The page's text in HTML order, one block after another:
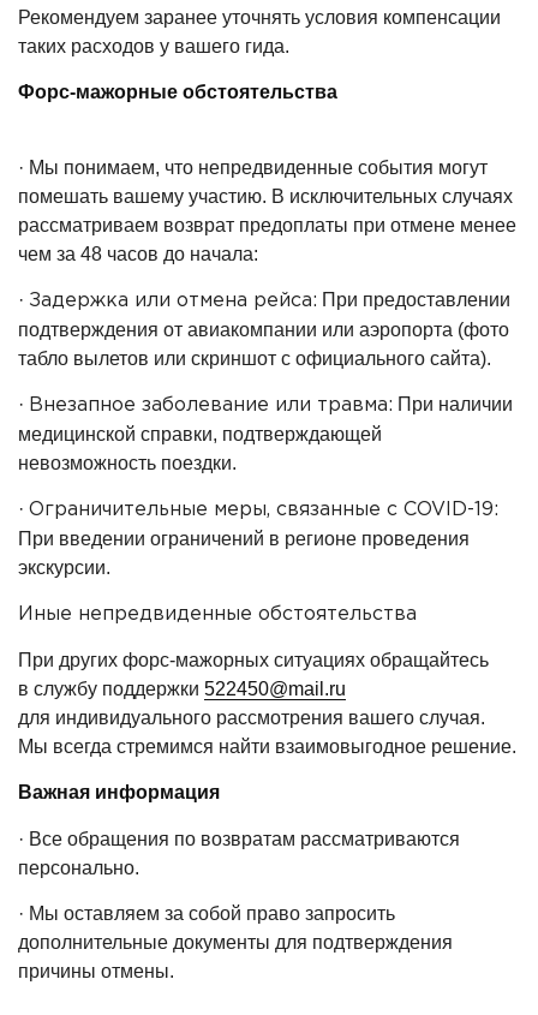
Рекомендуем заранее уточнять условия компенсации
таких расходов у вашего гида.
Форс-мажорные обстоятельства
· Мы понимаем, что непредвиденные события могут
помешать вашему участию. В исключительных случаях
рассматриваем возврат предоплаты при отмене менее
чем за 48 часов до начала:
· Задержка или отмена рейса: При предоставлении
подтверждения от авиакомпании или аэропорта (фото
табло вылетов или скриншот с официального сайта).
· Внезапное заболевание или травма: При наличии
медицинской справки, подтверждающей
невозможность поездки.
· Ограничительные меры, связанные с COVID-19:
При введении ограничений в регионе проведения
экскурсии.
Иные непредвиденные обстоятельства
При других форс-мажорных ситуациях обращайтесь
в службу поддержки 522450@mail.ru
для индивидуального рассмотрения вашего случая.
Мы всегда стремимся найти взаимовыгодное решение.
Важная информация
· Все обращения по возвратам рассматриваются
персонально.
· Мы оставляем за собой право запросить
дополнительные документы для подтверждения
причины отмены.